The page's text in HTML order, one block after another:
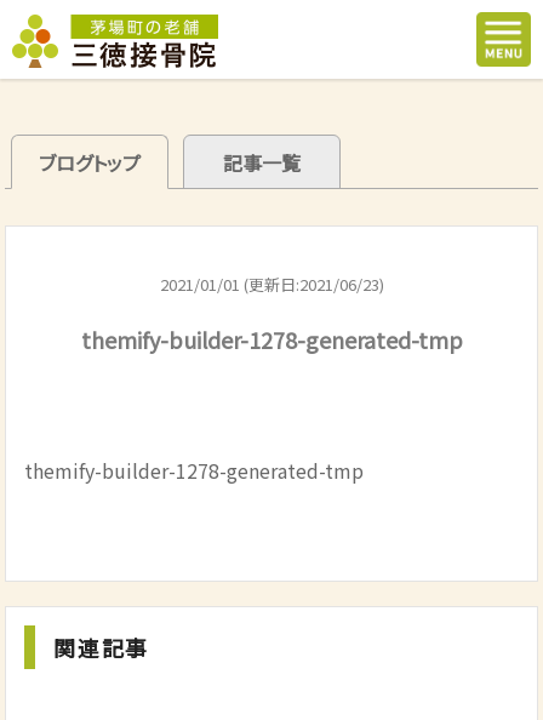
ブログトップ 記事一覧
2021/01/01 (更新日:2021/06/23)
themify-builder-1278-generated-tmp
themify-builder-1278-generated-tmp
関連記事